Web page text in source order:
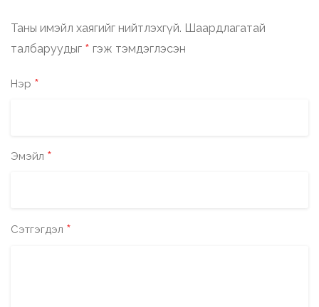
Таны имэйл хаягийг нийтлэхгүй. Шаардлагатай
талбаруудыг * гэж тэмдэглэсэн
Нэр *
Эмэйл *
Сэтгэгдэл *